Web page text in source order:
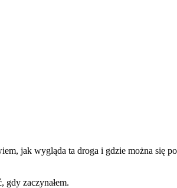
jak wygląda ta droga i gdzie można się
gdy zaczynałem.